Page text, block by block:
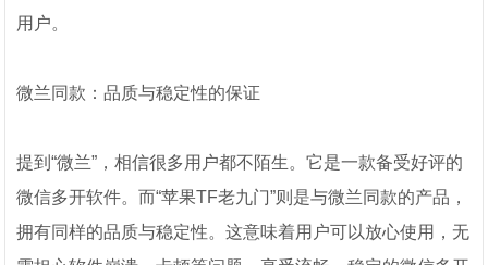
用户。
微兰同款：品质与稳定性的保证
提到“微兰”，相信很多用户都不陌生。它是一款备受好评的
微信多开软件。而“苹果TF老九门”则是与微兰同款的产品，
拥有同样的品质与稳定性。这意味着用户可以放心使用，无